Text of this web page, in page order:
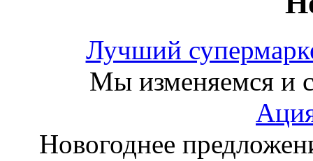
Лучший
Мы изменяемся и
Новогоднее